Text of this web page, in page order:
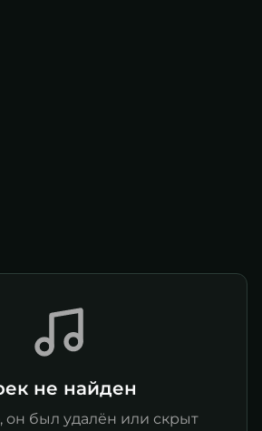
не найден
он был удалён или скрыт